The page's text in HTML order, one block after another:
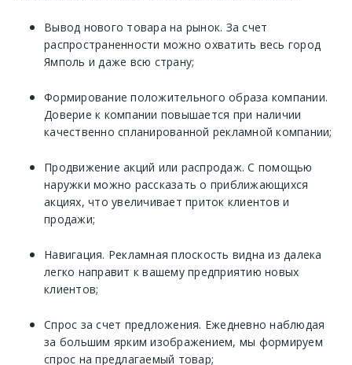
Вывод нового товара на рынок. За счет
распространенности можно охватить весь город
Ямполь и даже всю страну;
Формирование положительного образа компании.
Доверие к компании повышается при наличии
качественно спланированной рекламной компании;
Продвижение акций или распродаж. С помощью
наружки можно рассказать о приближающихся
акциях, что увеличивает приток клиентов и
продажи;
Навигация. Рекламная плоскость видна из далека
легко направит к вашему предприятию новых
клиентов;
Спрос за счет предложения. Ежедневно наблюдая
за большим ярким изображением, мы формируем
спрос на предлагаемый товар;